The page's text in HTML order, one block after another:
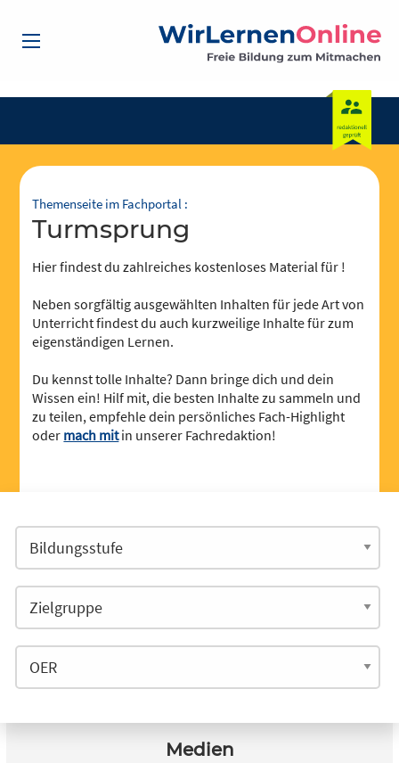
Themenseite im Fachportal :
Turmsprung
Hier findest du zahlreiches kostenloses Material für !
Neben sorgfältig ausgewählten Inhalten für jede Art von
Unterricht findest du auch kurzweilige Inhalte für zum
eigenständigen Lernen.
Du kennst tolle Inhalte? Dann bringe dich und dein
Wissen ein! Hilf mit, die besten Inhalte zu sammeln und
zu teilen, empfehle dein persönliches Fach-Highlight
oder mach mitin unserer Fachredaktion!
Medien